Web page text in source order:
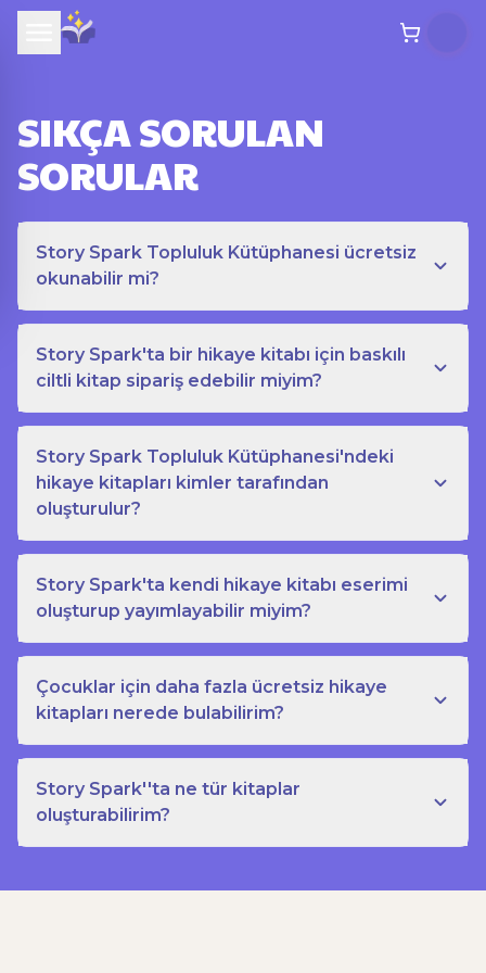
SIKÇA SORULAN
SORULAR
Story Spark Topluluk Kütüphanesi ücretsiz
okunabilir mi?
Story Spark'ta bir hikaye kitabı için baskılı
ciltli kitap sipariş edebilir miyim?
Story Spark Topluluk Kütüphanesi'ndeki
hikaye kitapları kimler tarafından
oluşturulur?
Story Spark'ta kendi hikaye kitabı eserimi
oluşturup yayımlayabilir miyim?
Çocuklar için daha fazla ücretsiz hikaye
kitapları nerede bulabilirim?
Story Spark''ta ne tür kitaplar
oluşturabilirim?